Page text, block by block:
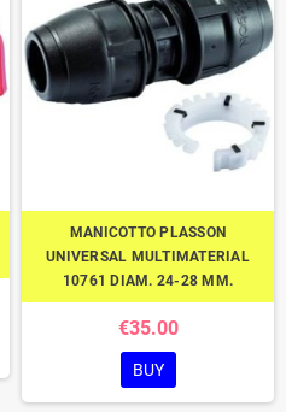
MANICOTTO PLASSON
UNIVERSAL MULTIMATERIAL
10761 DIAM. 24-28 MM.
€35.00
BUY